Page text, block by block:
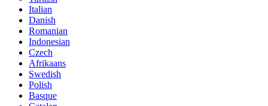
Italian
Danish
Romanian
Indonesian
Czech
Afrikaans
Swedish
Polish
Basque